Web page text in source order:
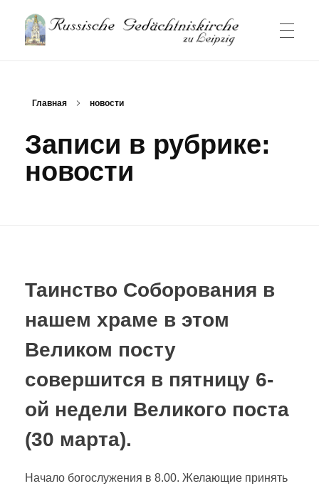
НОВОСТИ
Контакт
Богослужения
Благотворительность
Информация для посетителей
Деятельность
Проект иконостаса
История
РУССКИЙ
DEUTSCH
ENGLISH
Главная новости
Записи в рубрике:
новости
Таинство Соборования в
нашем храме в этом
Великом посту
совершится в пятницу 6-
ой недели Великого поста
(30 марта).
Начало богослужения в 8.00. Желающие принять